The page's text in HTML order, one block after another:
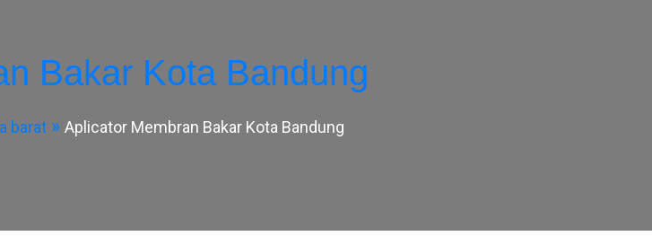
Bakar Kota Bandung
barat Aplicator Membran Bakar Kota Bandung